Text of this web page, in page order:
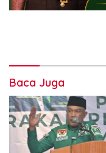
Baca Juga